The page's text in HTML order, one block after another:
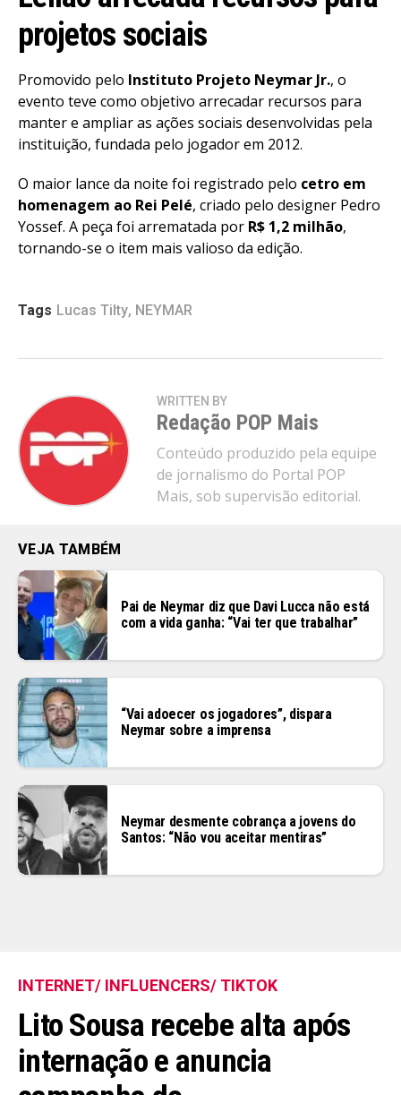
projetos sociais
Promovido pelo Instituto Projeto Neymar Jr., o
evento teve como objetivo arrecadar recursos para
manter e ampliar as ações sociais desenvolvidas pela
instituição, fundada pelo jogador em 2012.
O maior lance da noite foi registrado pelo cetro em
homenagem ao Rei Pelé, criado pelo designer Pedro
Yossef. A peça foi arrematada por R$ 1,2 milhão,
tornando-se o item mais valioso da edição.
Tags Lucas Tilty, NEYMAR
WRITTEN BY
Redação POP Mais
Conteúdo produzido pela equipe
de jornalismo do Portal POP
Mais, sob supervisão editorial.
VEJA TAMBÉM
Pai de Neymar diz que Davi Lucca não está
com a vida ganha: “Vai ter que trabalhar”
“Vai adoecer os jogadores”, dispara
Neymar sobre a imprensa
Neymar desmente cobrança a jovens do
Santos: “Não vou aceitar mentiras”
INTERNET/ INFLUENCERS/ TIKTOK
Lito Sousa recebe alta após
internação e anuncia